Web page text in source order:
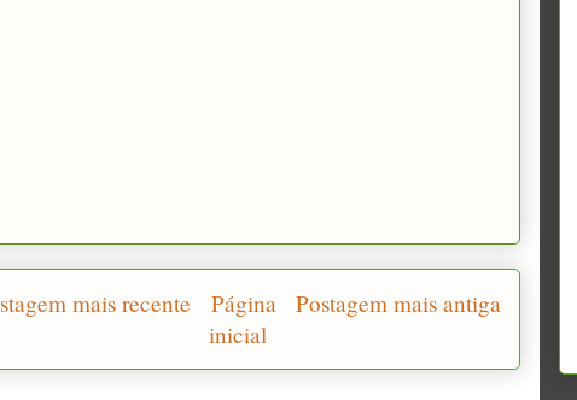
mais recente Postagem mais antiga
Página
inicial